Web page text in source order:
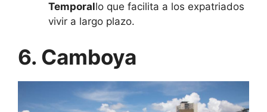
Temporallo que facilita a los expatriados
vivir a largo plazo.
6. Camboya